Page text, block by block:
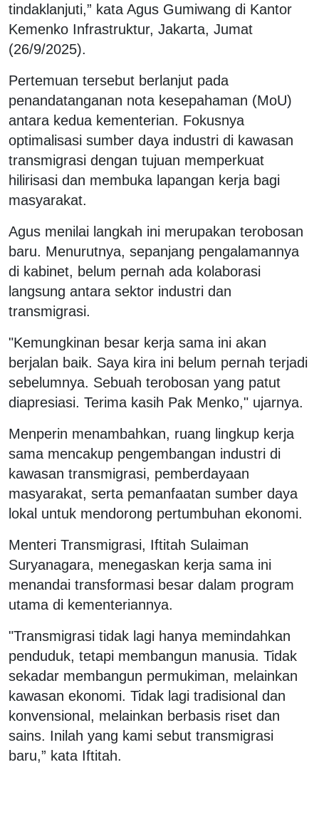
tindaklanjuti,” kata Agus Gumiwang di Kantor
Kemenko Infrastruktur, Jakarta, Jumat
(26/9/2025).
Pertemuan tersebut berlanjut pada
penandatanganan nota kesepahaman (MoU)
antara kedua kementerian. Fokusnya
optimalisasi sumber daya industri di kawasan
transmigrasi dengan tujuan memperkuat
hilirisasi dan membuka lapangan kerja bagi
masyarakat.
Agus menilai langkah ini merupakan terobosan
baru. Menurutnya, sepanjang pengalamannya
di kabinet, belum pernah ada kolaborasi
langsung antara sektor industri dan
transmigrasi.
"Kemungkinan besar kerja sama ini akan
berjalan baik. Saya kira ini belum pernah terjadi
sebelumnya. Sebuah terobosan yang patut
diapresiasi. Terima kasih Pak Menko," ujarnya.
Menperin menambahkan, ruang lingkup kerja
sama mencakup pengembangan industri di
kawasan transmigrasi, pemberdayaan
masyarakat, serta pemanfaatan sumber daya
lokal untuk mendorong pertumbuhan ekonomi.
Menteri Transmigrasi, Iftitah Sulaiman
Suryanagara, menegaskan kerja sama ini
menandai transformasi besar dalam program
utama di kementeriannya.
"Transmigrasi tidak lagi hanya memindahkan
penduduk, tetapi membangun manusia. Tidak
sekadar membangun permukiman, melainkan
kawasan ekonomi. Tidak lagi tradisional dan
konvensional, melainkan berbasis riset dan
sains. Inilah yang kami sebut transmigrasi
baru,” kata Iftitah.